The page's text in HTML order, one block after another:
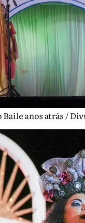
anos atrás /